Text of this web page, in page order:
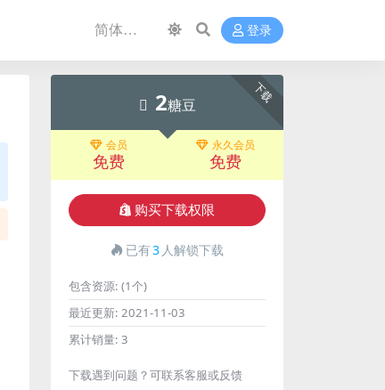
登录
下载
2糖豆
会员
免费
永久会员
免费
购买下载权限
已有3 人解锁下载
包含资源: (1个)
最近更新: 2021-11-03
累计销量: 3
下载遇到问题？可联系客服或反馈